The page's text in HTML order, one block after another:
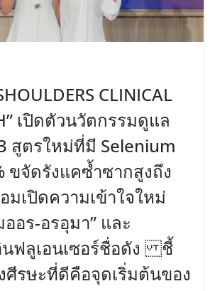
CLINICAL
เปิดตัวนวัตกรรมดูแล
สูตรใหม่ที่มี Selenium
ขจัดรังแคซ้ำซากสูงถึง
มเปิดความเข้าใจใหม่
อร-อรอุมา” และ
อินฟลูเอนเซอร์ชื่อดัง ชี้
รษะที่ดีคือจุดเริ่มต้นของ